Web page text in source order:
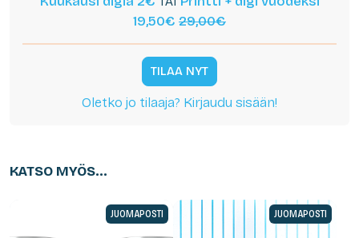
19,50€ 29,00€
TILAA NYT
Oletko jo tilaaja? Kirjaudu sisään!
KATSO MYÖS...
JUOMAPOSTI JUOMAPOSTI